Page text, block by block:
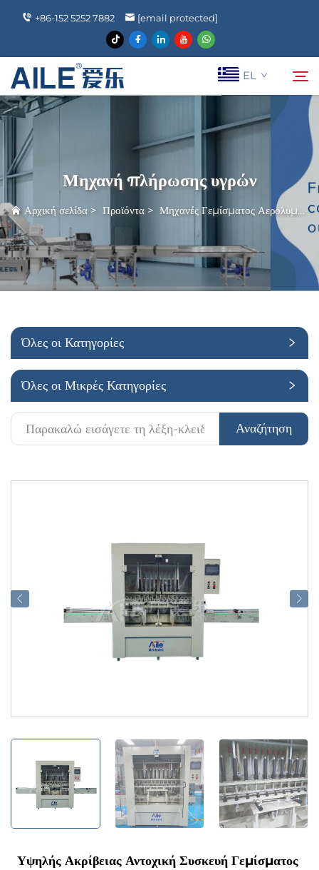
+86-152 5252 7882 [email protected]
EL
Ποιοι Είμαστε
Προϊόντα
Ειδήσεις
Συχνές Ερωτήσεις
Εφαρμογή
Μηχανή πλήρωσης υγρών
Αρχική σελίδα > Προϊόντα > Μηχανές Γεμίσματος Αερολυμάτων
Όλες οι Κατηγορίες
Όλες οι Μικρές Κατηγορίες
Αναζήτηση
Υψηλής Ακρίβειας Αντοχική Συσκευή Γεμίσματος